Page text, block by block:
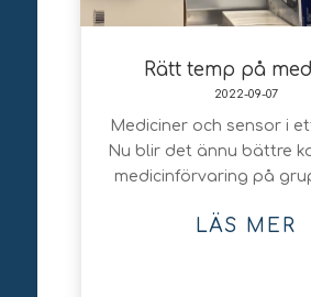
Rätt temp på
2022-09-07
Mediciner och sensor i
Nu blir det ännu bättre
medicinförvaring på
LÄS MER